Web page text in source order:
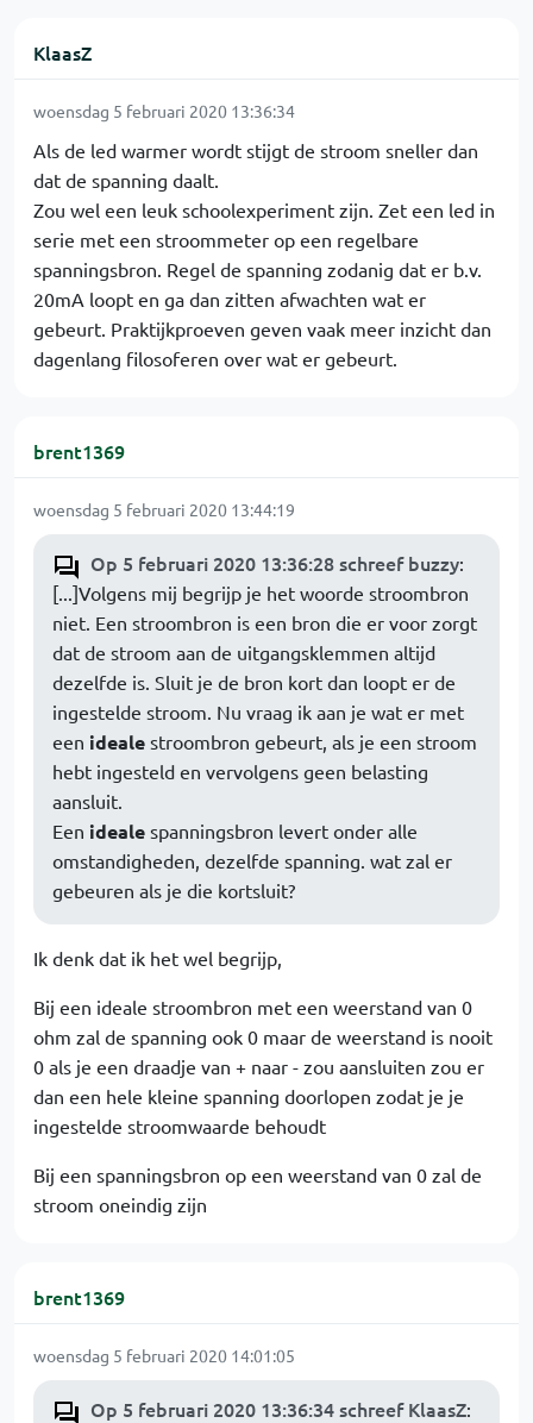
KlaasZ
woensdag 5 februari 2020 13:36:34
Als de led warmer wordt stijgt de stroom sneller dan
dat de spanning daalt.
Zou wel een leuk schoolexperiment zijn. Zet een led in
serie met een stroommeter op een regelbare
spanningsbron. Regel de spanning zodanig dat er b.v.
20mA loopt en ga dan zitten afwachten wat er
gebeurt. Praktijkproeven geven vaak meer inzicht dan
dagenlang filosoferen over wat er gebeurt.
brent1369
woensdag 5 februari 2020 13:44:19
Op 5 februari 2020 13:36:28 schreef buzzy:
[...]Volgens mij begrijp je het woorde stroombron
niet. Een stroombron is een bron die er voor zorgt
dat de stroom aan de uitgangsklemmen altijd
dezelfde is. Sluit je de bron kort dan loopt er de
ingestelde stroom. Nu vraag ik aan je wat er met
een ideale stroombron gebeurt, als je een stroom
hebt ingesteld en vervolgens geen belasting
aansluit.
Een ideale spanningsbron levert onder alle
omstandigheden, dezelfde spanning. wat zal er
gebeuren als je die kortsluit?
Ik denk dat ik het wel begrijp,
Bij een ideale stroombron met een weerstand van 0
ohm zal de spanning ook 0 maar de weerstand is nooit
0 als je een draadje van + naar - zou aansluiten zou er
dan een hele kleine spanning doorlopen zodat je je
ingestelde stroomwaarde behoudt
Bij een spanningsbron op een weerstand van 0 zal de
stroom oneindig zijn
brent1369
woensdag 5 februari 2020 14:01:05
Op 5 februari 2020 13:36:34 schreef KlaasZ: